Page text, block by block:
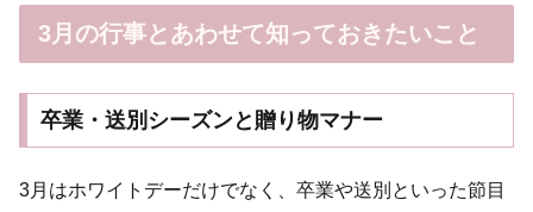
3月の行事とあわせて知っておきたいこと
卒業・送別シーズンと贈り物マナー
3月はホワイトデーだけでなく、卒業や送別といった節目